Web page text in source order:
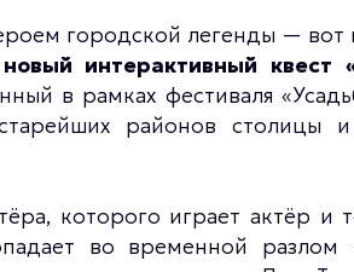
городской легенды —
интерактивный квест
в рамках фестиваля
районов столицы и
которого играет актёр и
во временной